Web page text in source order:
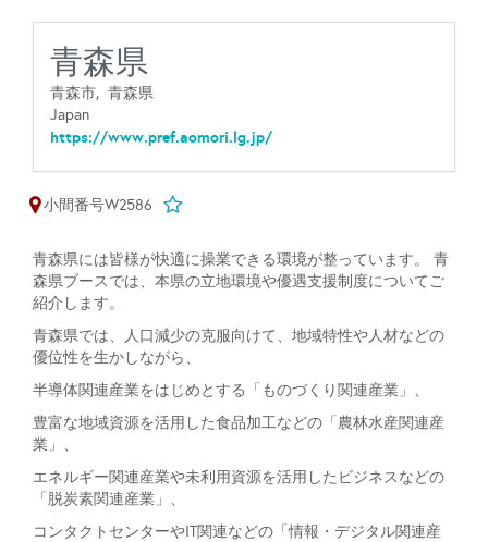
青森県
青森市, 青森県
Japan
https://www.pref.aomori.lg.jp/
小間番号W2586
青森県には皆様が快適に操業できる環境が整っています。 青
森県ブースでは、本県の立地環境や優遇支援制度についてご
紹介します。
青森県では、人口減少の克服向けて、地域特性や人材などの
優位性を生かしながら、
半導体関連産業をはじめとする「ものづくり関連産業」、
豊富な地域資源を活用した食品加工などの「農林水産関連産
業」、
エネルギー関連産業や未利用資源を活用したビジネスなどの
「脱炭素関連産業」、
コンタクトセンターやIT関連などの「情報・デジタル関連産